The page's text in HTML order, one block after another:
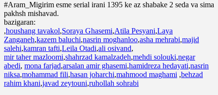
#Aram_Migirim esme serial irani 1395 ke az shabake 2 seda va sima
pakhsh mishavad.
bazigaran:
,houshang tavakol,Soraya Ghasemi,Atila Pesyani,Laya
Zanganeh,kazem baluchi,nasrin moghanloo,asha mehrabi,majid
salehi,kamran tafti,Leila Otadi,ali osivand,
mir taher mazloomi,shahrzad kamalzadeh,mehdi solouki,negar
abedi, mona farjad,arsalan amir ghasemi,hamidreza hedayati,nasrin
niksa,mohammad fili,hasan joharchi,mahmood maghami ,behzad
rahim khani,javad zeytouni,ruhollah sohrabi